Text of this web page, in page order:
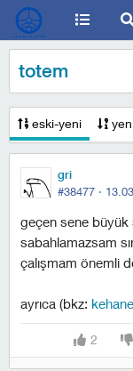
totem
eski-yeni
gri
#38477 ·
geçen sene büyük
sabahlamazsam
çalışmam önemli
ayrıca (bkz:
2